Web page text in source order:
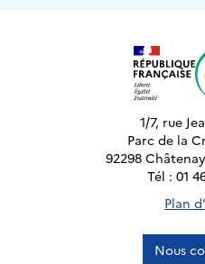
1/7, rue
Parc de la
92298
Tél : 01
Plan
Nous